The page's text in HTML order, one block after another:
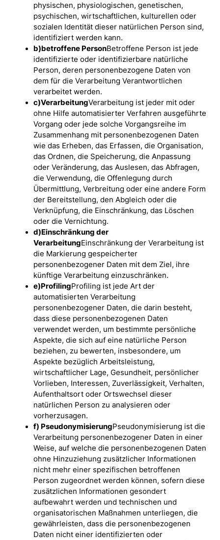
physischen, physiologischen, genetischen,
psychischen, wirtschaftlichen, kulturellen oder
sozialen Identität dieser natürlichen Person sind,
identifiziert werden kann.
b)betroffene PersonBetroffene Person ist jede
identifizierte oder identifizierbare natürliche
Person, deren personenbezogene Daten von
dem für die Verarbeitung Verantwortlichen
verarbeitet werden.
c)VerarbeitungVerarbeitung ist jeder mit oder
ohne Hilfe automatisierter Verfahren ausgeführte
Vorgang oder jede solche Vorgangsreihe im
Zusammenhang mit personenbezogenen Daten
wie das Erheben, das Erfassen, die Organisation,
das Ordnen, die Speicherung, die Anpassung
oder Veränderung, das Auslesen, das Abfragen,
die Verwendung, die Offenlegung durch
Übermittlung, Verbreitung oder eine andere Form
der Bereitstellung, den Abgleich oder die
Verknüpfung, die Einschränkung, das Löschen
oder die Vernichtung.
d)Einschränkung der
VerarbeitungEinschränkung der Verarbeitung ist
die Markierung gespeicherter
personenbezogener Daten mit dem Ziel, ihre
künftige Verarbeitung einzuschränken.
e)ProfilingProfiling ist jede Art der
automatisierten Verarbeitung
personenbezogener Daten, die darin besteht,
dass diese personenbezogenen Daten
verwendet werden, um bestimmte persönliche
Aspekte, die sich auf eine natürliche Person
beziehen, zu bewerten, insbesondere, um
Aspekte bezüglich Arbeitsleistung,
wirtschaftlicher Lage, Gesundheit, persönlicher
Vorlieben, Interessen, Zuverlässigkeit, Verhalten,
Aufenthaltsort oder Ortswechsel dieser
natürlichen Person zu analysieren oder
vorherzusagen.
f) PseudonymisierungPseudonymisierung ist die
Verarbeitung personenbezogener Daten in einer
Weise, auf welche die personenbezogenen Daten
ohne Hinzuziehung zusätzlicher Informationen
nicht mehr einer spezifischen betroffenen
Person zugeordnet werden können, sofern diese
zusätzlichen Informationen gesondert
aufbewahrt werden und technischen und
organisatorischen Maßnahmen unterliegen, die
gewährleisten, dass die personenbezogenen
Daten nicht einer identifizierten oder